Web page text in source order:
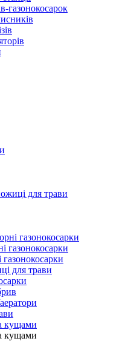
газонокосарок
для трави
газонокосарки
газонокосарки
газонокосарки
для трави
кущами
кущами